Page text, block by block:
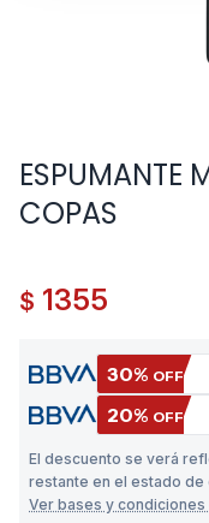
ESPUMANTE
COPAS
$ 1355
30% OFF
20% OFF
El descuento se verá
restante en el estado de
Ver bases y condiciones